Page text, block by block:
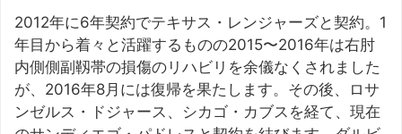
2012年に6年契約でテキサス・レンジャーズと契約。1
年目から着々と活躍するものの2015〜2016年は右肘
内側側副靱帯の損傷のリハビリを余儀なくされました
が、2016年8月には復帰を果たします。その後、ロサ
ンゼルス・ドジャース、シカゴ・カブスを経て、現在